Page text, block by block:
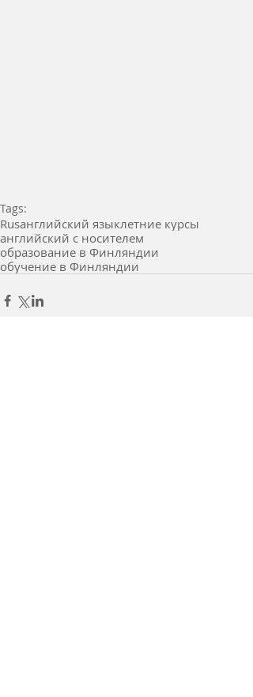
Tags:
Rusанглийский языклетние курсы
английский с носителем
образование в Финляндии
обучение в Финляндии